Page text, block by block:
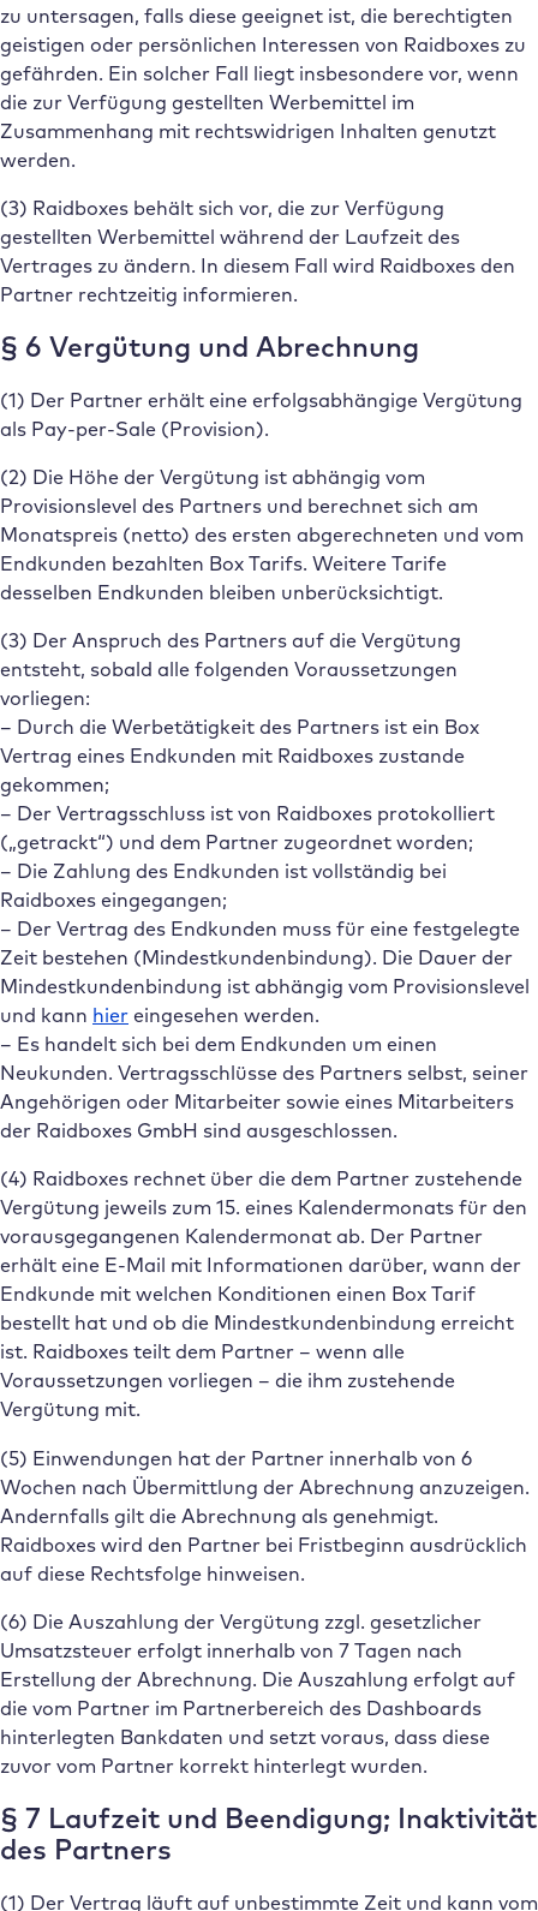
zu untersagen, falls diese geeignet ist, die berechtigten
geistigen oder persönlichen Interessen von Raidboxes zu
gefährden. Ein solcher Fall liegt insbesondere vor, wenn
die zur Verfügung gestellten Werbemittel im
Zusammenhang mit rechtswidrigen Inhalten genutzt
werden.
(3) Raidboxes behält sich vor, die zur Verfügung
gestellten Werbemittel während der Laufzeit des
Vertrages zu ändern. In diesem Fall wird Raidboxes den
Partner rechtzeitig informieren.
§ 6 Vergütung und Abrechnung
(1) Der Partner erhält eine erfolgsabhängige Vergütung
als Pay-per-Sale (Provision).
(2) Die Höhe der Vergütung ist abhängig vom
Provisionslevel des Partners und berechnet sich am
Monatspreis (netto) des ersten abgerechneten und vom
Endkunden bezahlten Box Tarifs. Weitere Tarife
desselben Endkunden bleiben unberücksichtigt.
(3) Der Anspruch des Partners auf die Vergütung
entsteht, sobald alle folgenden Voraussetzungen
vorliegen:
– Durch die Werbetätigkeit des Partners ist ein Box
Vertrag eines Endkunden mit Raidboxes zustande
gekommen;
– Der Vertragsschluss ist von Raidboxes protokolliert
(„getrackt“) und dem Partner zugeordnet worden;
– Die Zahlung des Endkunden ist vollständig bei
Raidboxes eingegangen;
– Der Vertrag des Endkunden muss für eine festgelegte
Zeit bestehen (Mindestkundenbindung). Die Dauer der
Mindestkundenbindung ist abhängig vom Provisionslevel
und kann hier eingesehen werden.
– Es handelt sich bei dem Endkunden um einen
Neukunden. Vertragsschlüsse des Partners selbst, seiner
Angehörigen oder Mitarbeiter sowie eines Mitarbeiters
der Raidboxes GmbH sind ausgeschlossen.
(4) Raidboxes rechnet über die dem Partner zustehende
Vergütung jeweils zum 15. eines Kalendermonats für den
vorausgegangenen Kalendermonat ab. Der Partner
erhält eine E-Mail mit Informationen darüber, wann der
Endkunde mit welchen Konditionen einen Box Tarif
bestellt hat und ob die Mindestkundenbindung erreicht
ist. Raidboxes teilt dem Partner – wenn alle
Voraussetzungen vorliegen – die ihm zustehende
Vergütung mit.
(5) Einwendungen hat der Partner innerhalb von 6
Wochen nach Übermittlung der Abrechnung anzuzeigen.
Andernfalls gilt die Abrechnung als genehmigt.
Raidboxes wird den Partner bei Fristbeginn ausdrücklich
auf diese Rechtsfolge hinweisen.
(6) Die Auszahlung der Vergütung zzgl. gesetzlicher
Umsatzsteuer erfolgt innerhalb von 7 Tagen nach
Erstellung der Abrechnung. Die Auszahlung erfolgt auf
die vom Partner im Partnerbereich des Dashboards
hinterlegten Bankdaten und setzt voraus, dass diese
zuvor vom Partner korrekt hinterlegt wurden.
§ 7 Laufzeit und Beendigung; Inaktivität
des Partners
(1) Der Vertrag läuft auf unbestimmte Zeit und kann vom